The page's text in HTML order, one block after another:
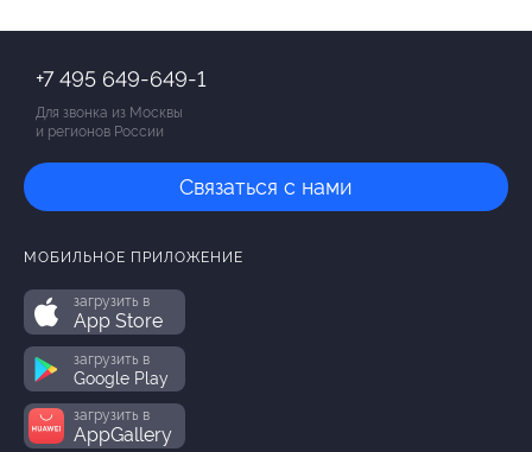
+7 495 649-649-1
Для звонка из Москвы
и регионов России
Связаться с нами
МОБИЛЬНОЕ ПРИЛОЖЕНИЕ
загрузить в
App Store
загрузить в
Google Play
загрузить в
AppGallery